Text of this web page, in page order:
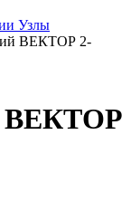
Узлы
ВЕКТОР 2-
ВЕКТОР